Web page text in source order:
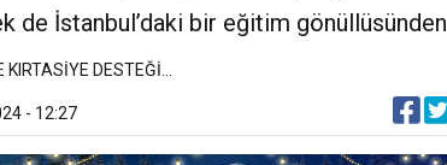
BAŞKAN SAMİ ÜSTÜN’DEN GÖNÜLLERE DOKUNAN
de İstanbul’daki bir eğitim
- 12:27